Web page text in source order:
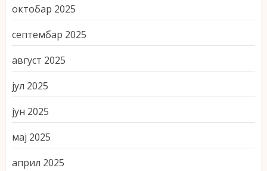
октобар 2025
септембар 2025
август 2025
јул 2025
јун 2025
мај 2025
април 2025